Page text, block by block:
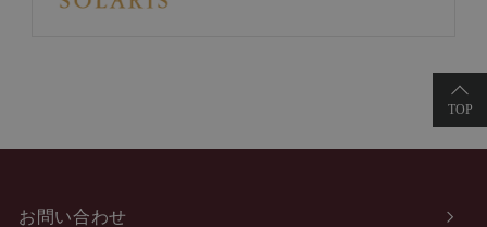
お問い合わせ